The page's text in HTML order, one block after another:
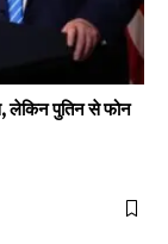
लेकिन पुतिन से फोन